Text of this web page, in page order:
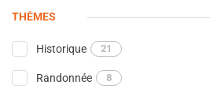
THÈMES
Historique 21
Randonnée 8